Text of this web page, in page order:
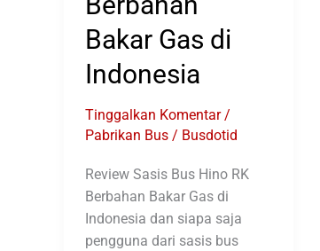
Bakar Gas di
Indonesia
Tinggalkan Komentar /
Pabrikan Bus / Busdotid
Review Sasis Bus Hino RK
Berbahan Bakar Gas di
Indonesia dan siapa saja
pengguna dari sasis bus